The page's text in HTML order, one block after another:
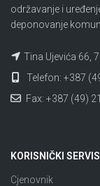
održavanje i
deponovanje
Tina Ujevića 66,
Telefon: +387
Fax: +387 (49)
KORISNIČKI SERVIS
Cjenovnik